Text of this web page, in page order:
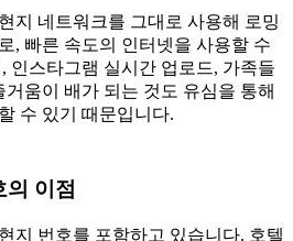
지 네트워크를 그대로 사용해 로밍
, 빠른 속도의 인터넷을 사용할 수
인스타그램 실시간 업로드, 가족들
움이 배가 되는 것도 유심을 통해
수 있기 때문입니다.
의 이점
지 번호를 포함하고 있습니다. 호텔